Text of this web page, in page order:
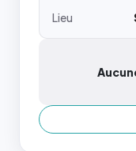
Lieu